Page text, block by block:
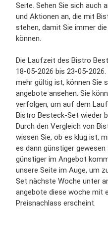
Seite. Sehen Sie sich auch
und Aktionen an, die mit
stehen, damit Sie immer
können.
Die Laufzeit des Bistro
18-05-2026 bis 23-05-
mehr gültig ist, können Sie
angebote ansehen. Sie
verfolgen, um auf dem
Bistro Besteck-Set wieder
Durch den Vergleich von
wissen Sie, ob es klug ist,
es dann günstiger
günstiger im Angebot
unsere Seite im Auge, um
Set nächste Woche unter
angebote diese woche mit
Preisnachlass erscheint.